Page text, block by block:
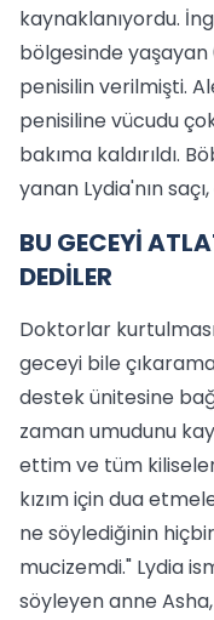
kaynaklanıyordu.
bölgesinde yaşayan
penisilin verilmişti.
penisiline vücudu
bakıma kaldırıldı.
yanan Lydia'nın
BU GECEYİ
DEDİLER
Doktorlar
geceyi bile
destek ünitesine
zaman umudunu
ettim ve tüm
kızım için dua
ne söylediğinin
mucizemdi." Lydia
söyleyen anne